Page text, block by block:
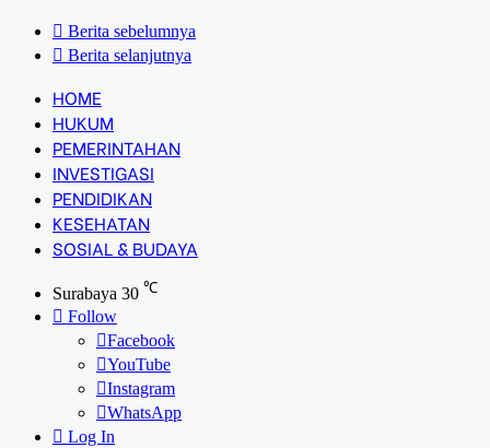
Berita sebelumnya
Berita selanjutnya
HOME
HUKUM
PEMERINTAHAN
INVESTIGASI
PENDIDIKAN
KESEHATAN
SOSIAL & BUDAYA
Surabaya 30 ℃
Follow
Facebook
YouTube
Instagram
WhatsApp
Log In